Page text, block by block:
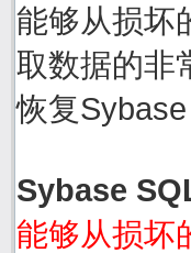
能够从损坏
取数据的非
恢复
Sybase
能够从损坏